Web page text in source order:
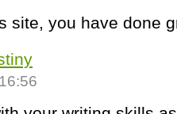
site, you have done